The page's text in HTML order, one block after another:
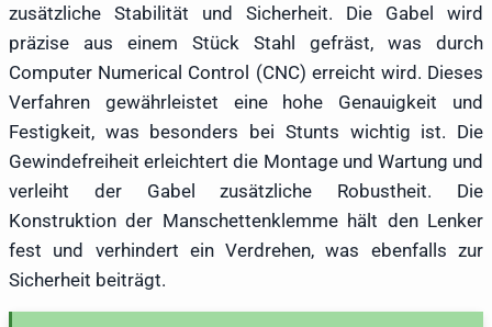
zusätzliche Stabilität und Sicherheit. Die Gabel wird
präzise aus einem Stück Stahl gefräst, was durch
Computer Numerical Control (CNC) erreicht wird. Dieses
Verfahren gewährleistet eine hohe Genauigkeit und
Festigkeit, was besonders bei Stunts wichtig ist. Die
Gewindefreiheit erleichtert die Montage und Wartung und
verleiht der Gabel zusätzliche Robustheit. Die
Konstruktion der Manschettenklemme hält den Lenker
fest und verhindert ein Verdrehen, was ebenfalls zur
Sicherheit beiträgt.